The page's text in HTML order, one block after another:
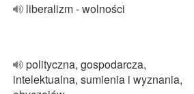
liberalizm - wolności
polityczna, gospodarcza,
intelektualna, sumienia i wyznania,